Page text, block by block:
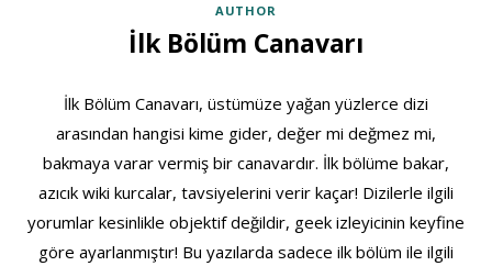
AUTHOR
İlk Bölüm Canavarı
İlk Bölüm Canavarı, üstümüze yağan yüzlerce dizi
arasından hangisi kime gider, değer mi değmez mi,
bakmaya varar vermiş bir canavardır. İlk bölüme bakar,
azıcık wiki kurcalar, tavsiyelerini verir kaçar! Dizilerle ilgili
yorumlar kesinlikle objektif değildir, geek izleyicinin keyfine
göre ayarlanmıştır! Bu yazılarda sadece ilk bölüm ile ilgili